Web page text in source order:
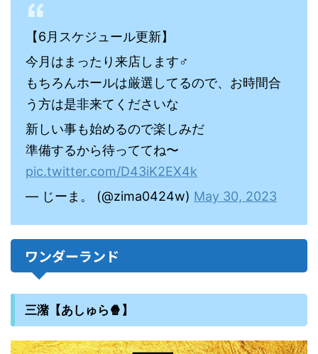
【6月スケジュール更新】
今月はまったり来店します‍♂️
もちろんホールは厳選してるので、お時間合
う方は是非来てくださいな
新しい事も始めるので楽しみだ
準備するから待っててね〜
pic.twitter.com/D43iK2EX4k
— じーま。 (@zima0424w) May 30, 2023
ワンダーランド
三潴【あしゅら🍿】